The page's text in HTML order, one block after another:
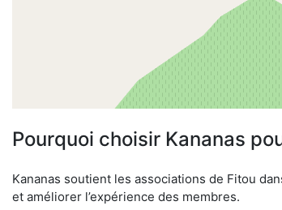
Pourquoi choisir Kananas
Kananas soutient les associations de Fitou
et améliorer l’expérience des membres.